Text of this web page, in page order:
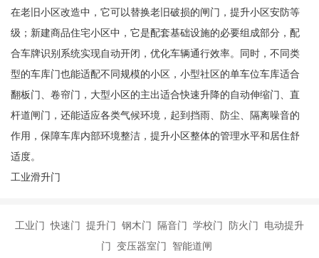
在老旧小区改造中，它可以替换老旧破损的闸门，提升小区安防等
级；新建商品住宅小区中，它是配套基础设施的必要组成部分，配
合车牌识别系统实现自动开闭，优化车辆通行效率。同时，不同类
型的车库门也能适配不同规模的小区，小型社区的单车位车库适合
翻板门、卷帘门，大型小区的主出适合快速升降的自动伸缩门、直
杆道闸门，还能适应各类气候环境，起到挡雨、防尘、隔离噪音的
作用，保障车库内部环境整洁，提升小区整体的管理水平和居住舒
适度。
工业滑升门
工业门 快速门 提升门 钢木门 隔音门 学校门 防火门 电动提升
门 变压器室门 智能道闸